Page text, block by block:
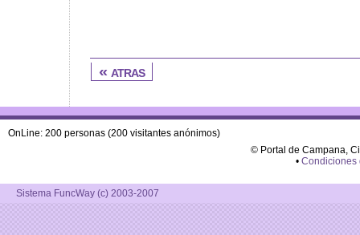
« atras
OnLine: 200 personas (200 visitantes anónimos)
© Portal de Campana,
• Condiciones
Sistema FuncWay (c) 2003-2007